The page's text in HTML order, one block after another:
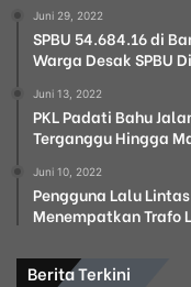
Juni 29, 2022
SPBU 54.684.16 di
Warga Desak SPBU
Juni 13, 2022
PKL Padati Bahu
Terganggu Hingga
Juni 10, 2022
Pengguna Lalu
Menempatkan Trafo
Berita Terkini